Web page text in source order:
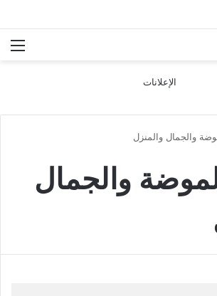
الإعلانات
والجمال والمنزل
والجمال